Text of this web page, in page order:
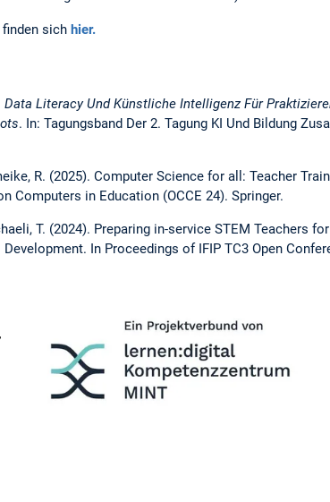
sich hier.
Data Literacy Und Künstliche Intelligenz Für
. In: Tagungsband Der 2. Tagung KI Und Bildung
R. (2025). Computer Science for all: Teacher
Computers in Education (OCCE 24). Springer.
T. (2024). Preparing in-service STEM Teachers
In Proceedings of IFIP TC3 Open